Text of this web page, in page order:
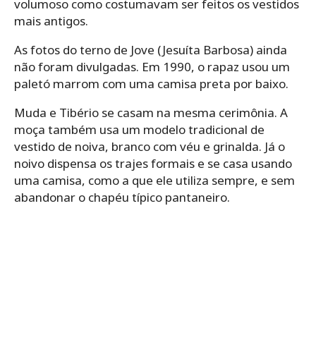
volumoso como costumavam ser feitos os vestidos
mais antigos.
As fotos do terno de Jove (Jesuíta Barbosa) ainda
não foram divulgadas. Em 1990, o rapaz usou um
paletó marrom com uma camisa preta por baixo.
Muda e Tibério se casam na mesma cerimônia. A
moça também usa um modelo tradicional de
vestido de noiva, branco com véu e grinalda. Já o
noivo dispensa os trajes formais e se casa usando
uma camisa, como a que ele utiliza sempre, e sem
abandonar o chapéu típico pantaneiro.